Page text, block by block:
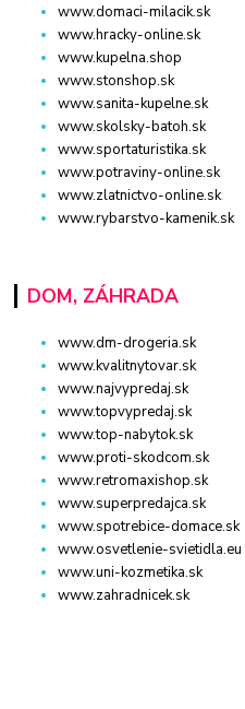
www.domaci-milacik.sk
www.hracky-online.sk
www.kupelna.shop
www.stonshop.sk
www.sanita-kupelne.sk
www.skolsky-batoh.sk
www.sportaturistika.sk
www.potraviny-online.sk
www.zlatnictvo-online.sk
www.rybarstvo-kamenik.sk
DOM, ZÁHRADA
www.dm-drogeria.sk
www.kvalitnytovar.sk
www.najvypredaj.sk
www.topvypredaj.sk
www.top-nabytok.sk
www.proti-skodcom.sk
www.retromaxishop.sk
www.superpredajca.sk
www.spotrebice-domace.sk
www.osvetlenie-svietidla.eu
www.uni-kozmetika.sk
www.zahradnicek.sk